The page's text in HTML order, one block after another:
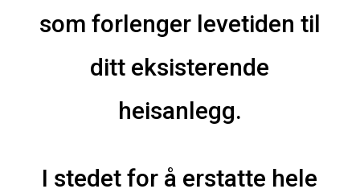
som forlenger levetiden til
ditt eksisterende
heisanlegg.
I stedet for å erstatte hele